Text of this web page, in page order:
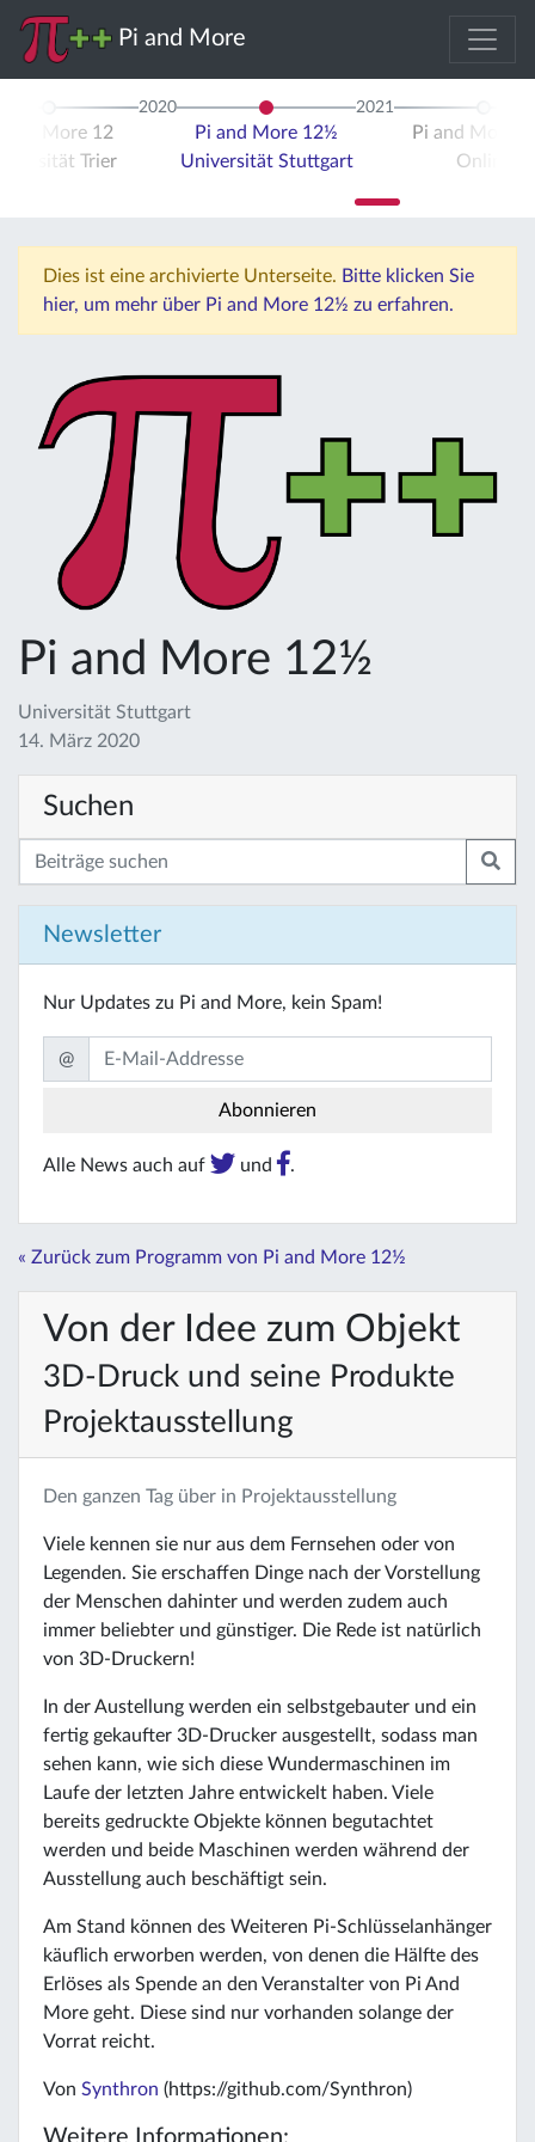
Pi and More
and More 12
Trier
2020
Pi and More 12½
Universität Stuttgart
2021
Pi and More
Online
Dies ist eine archivierte Unterseite. Bitte klicken Sie
hier, um mehr über Pi and More 12½ zu erfahren.
Pi and More 12½
Universität Stuttgart
14. März 2020
Suchen
Newsletter
Nur Updates zu Pi and More, kein Spam!
@
Alle News auch auf und .
« Zurück zum Programm von Pi and More 12½
Von der Idee zum Objekt
3D-Druck und seine Produkte
Projektausstellung
Den ganzen Tag über in Projektausstellung
Viele kennen sie nur aus dem Fernsehen oder von
Legenden. Sie erschaffen Dinge nach der Vorstellung
der Menschen dahinter und werden zudem auch
immer beliebter und günstiger. Die Rede ist natürlich
von 3D-Druckern!
In der Austellung werden ein selbstgebauter und ein
fertig gekaufter 3D-Drucker ausgestellt, sodass man
sehen kann, wie sich diese Wundermaschinen im
Laufe der letzten Jahre entwickelt haben. Viele
bereits gedruckte Objekte können begutachtet
werden und beide Maschinen werden während der
Ausstellung auch beschäftigt sein.
Am Stand können des Weiteren Pi-Schlüsselanhänger
käuflich erworben werden, von denen die Hälfte des
Erlöses als Spende an den Veranstalter von Pi And
More geht. Diese sind nur vorhanden solange der
Vorrat reicht.
Von Synthron (https://github.com/Synthron)
Weitere Informationen: